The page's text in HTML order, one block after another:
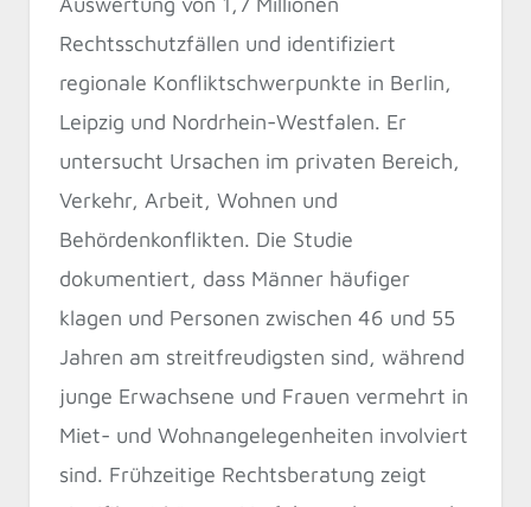
Rechtsschutzfällen und identifiziert
regionale Konfliktschwerpunkte in Berlin,
Leipzig und Nordrhein-Westfalen. Er
untersucht Ursachen im privaten Bereich,
Verkehr, Arbeit, Wohnen und
Behördenkonflikten. Die Studie
dokumentiert, dass Männer häufiger
klagen und Personen zwischen 46 und 55
Jahren am streitfreudigsten sind, während
junge Erwachsene und Frauen vermehrt in
Miet- und Wohnangelegenheiten involviert
sind. Frühzeitige Rechtsberatung zeigt